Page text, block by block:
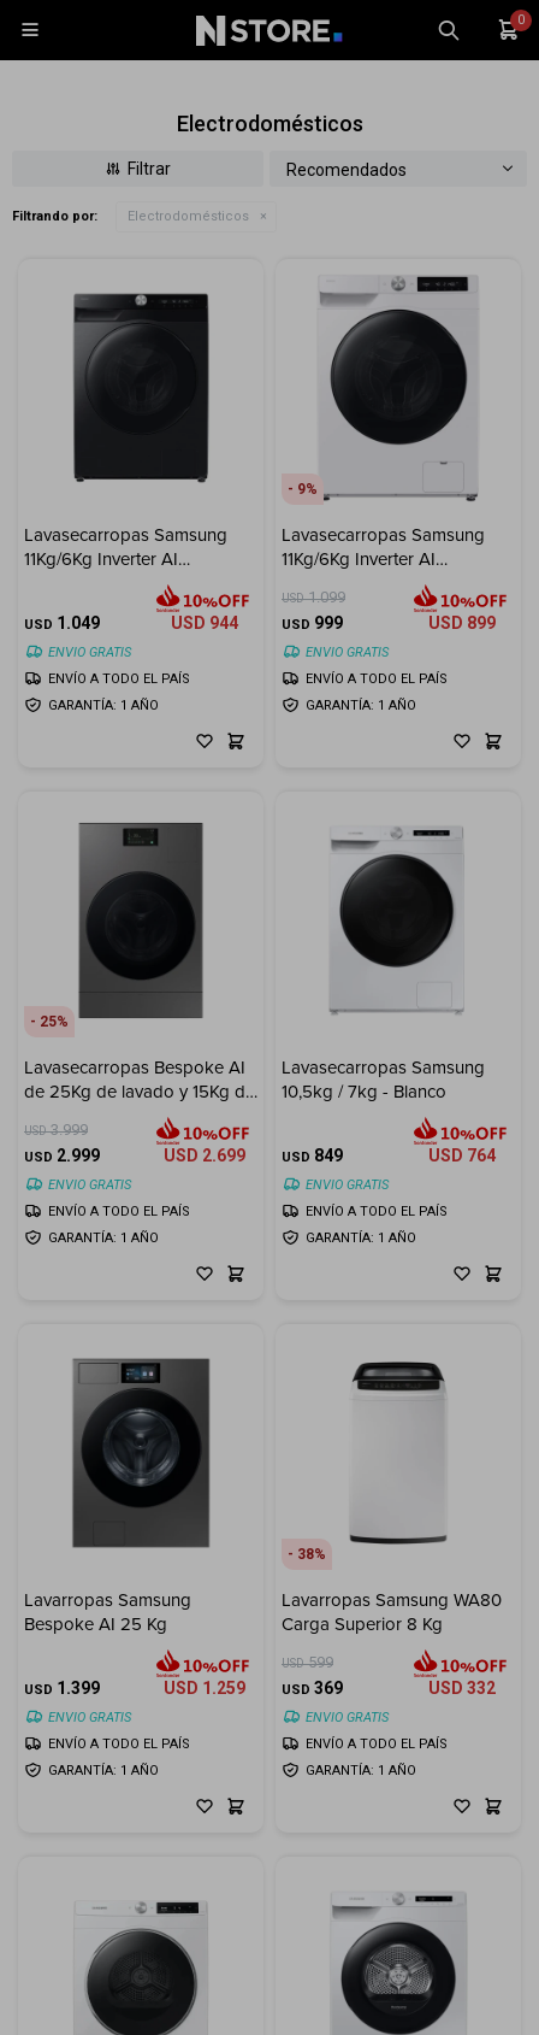
0

Electrodomésticos
Recomendados
Filtrando por: Electrodomésticos
Lavasecarropas Samsung
11Kg/6Kg Inverter AI
USD 1.049 USD 944
ENVIO GRATIS
GARANTÍA: 1 AÑO
ENVÍO A TODO EL PAÍS
9
Lavasecarropas Samsung
11Kg/6Kg Inverter AI
Ecobubble - White
USD 1.099
USD 999 USD 899
ENVIO GRATIS
GARANTÍA: 1 AÑO
ENVÍO A TODO EL PAÍS
25
Lavasecarropas Bespoke AI
de 25Kg de lavado y 15Kg de
USD 3.999
USD 2.999 USD 2.699
ENVIO GRATIS
GARANTÍA: 1 AÑO
ENVÍO A TODO EL PAÍS
Lavasecarropas Samsung
10,5kg / 7kg - Blanco
USD 849 USD 764
ENVIO GRATIS
GARANTÍA: 1 AÑO
ENVÍO A TODO EL PAÍS
Lavarropas Samsung
Bespoke AI 25 Kg
USD 1.399 USD 1.259
ENVIO GRATIS
GARANTÍA: 1 AÑO
ENVÍO A TODO EL PAÍS
38
Lavarropas Samsung WA80
Carga Superior 8 Kg
USD 599
USD 369 USD 332
ENVIO GRATIS
GARANTÍA: 1 AÑO
ENVÍO A TODO EL PAÍS
Tecnología
Hogar
Cuenta
Tablets